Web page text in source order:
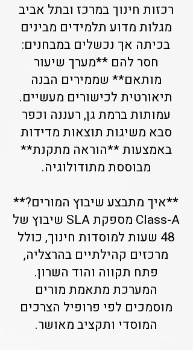
רכזות חינוך במרכז ובתל אביב
מגלות מדוע תלמידים מבינים
בכיתה אך נכשלים במבחנים:
חסר להם **מערך שיעור
מותאם** שממירים הבנה
תיאורטית לכישורים מעשיים.
עמותות ברמת גן, רעננה וכפר
סבא משיגות תוצאות מדידות
באמצעות **הוראה מתקנת**
מבוססת מתודולוגיה.
**איך מתבצע שיבוץ המורים?**
Class-A מספקת SLA שיבוץ של
48 שעות למוסדות חינוך, כולל
מרכזים קהילתיים בהרצליה,
פתח תקווה והוד השרון.
המערכת מתאמת מורים
מוסמכים לפי פרופיל הצרכים
המוסדי ותקציב מאושר.